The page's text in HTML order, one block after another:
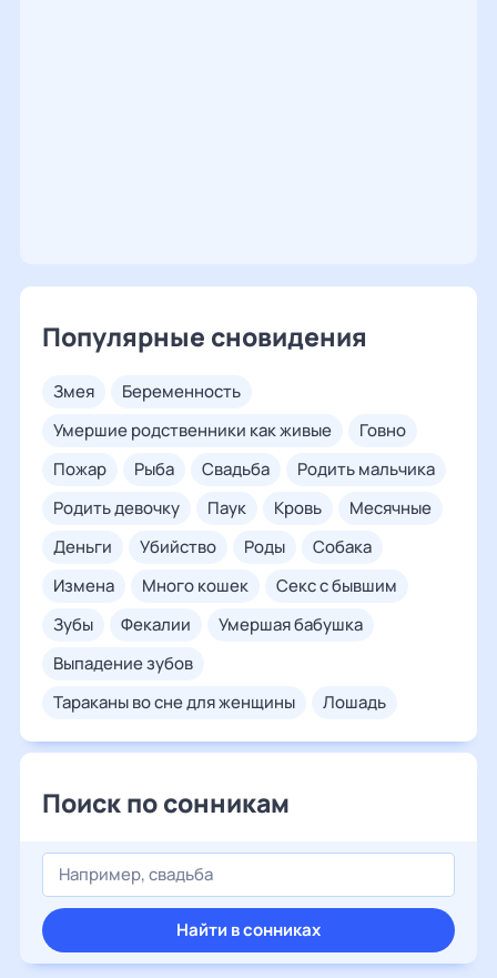
Популярные сновидения
змея
беременность
умершие родственники как живые
говно
пожар
рыба свадьба
родить мальчика
родить девочку
паук кровь
месячные
деньги
убийство роды
собака
измена
много кошек
секс с бывшим
зубы
фекалии
умершая бабушка
выпадение зубов
тараканы во сне для женщины
лошадь
Поиск по сонникам
Найти в сонниках